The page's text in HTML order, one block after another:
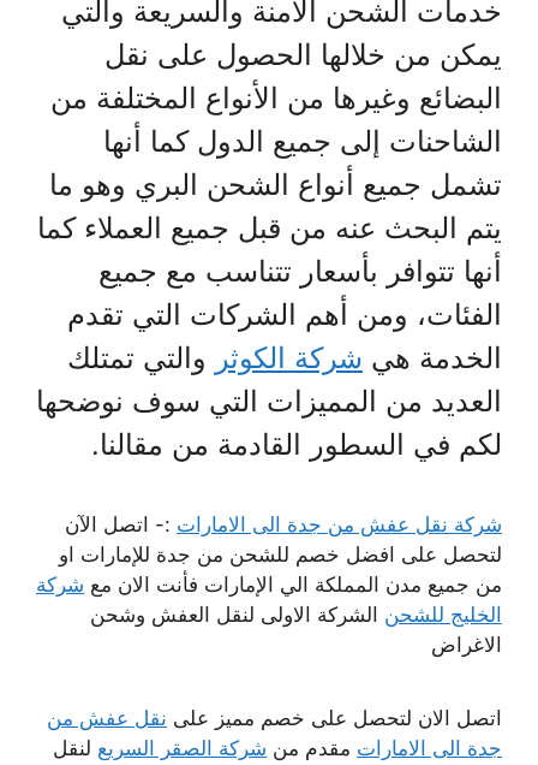
خدمات الشحن الآمنة والسريعة والتي
يمكن من خلالها الحصول على نقل
البضائع وغيرها من الأنواع المختلفة من
الشاحنات إلى جميع الدول كما أنها
تشمل جميع أنواع الشحن البري وهو ما
يتم البحث عنه من قبل جميع العملاء كما
أنها تتوافر بأسعار تتناسب مع جميع
الفئات، ومن أهم الشركات التي تقدم
الخدمة هي شركة الكوثر والتي تمتلك
العديد من المميزات التي سوف نوضحها
لكم في السطور القادمة من مقالنا.
شركة نقل عفش من جدة الى الامارات :- اتصل الآن
لتحصل على افضل خصم للشحن من جدة للإمارات او
من جميع مدن المملكة الي الإمارات فأنت الان مع شركة
الخليج للشحن الشركة الاولى لنقل العفش وشحن
الاغراض
اتصل الان لتحصل على خصم مميز على نقل عفش من
جدة الى الامارات مقدم من شركة الصقر السريع لنقل